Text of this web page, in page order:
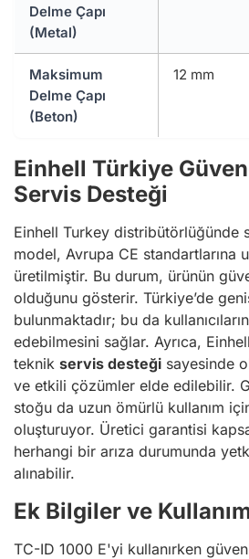
Delme Çapı
(Metal)
Maksimum
Delme Çapı
(Beton)
12 mm
Einhell Türkiye
Servis Desteği
Einhell Turkey distribütörlüğünde
model, Avrupa CE standartlarına
üretilmiştir. Bu durum, ürünün
olduğunu gösterir. Türkiye’de
bulunmaktadır; bu da
edebilmesini sağlar. Ayrıca,
teknik servis desteği sayesinde
ve etkili çözümler elde edilebilir.
stoğu da uzun ömürlü kullanım
oluşturuyor. Üretici garantisi
herhangi bir arıza durumunda
alınabilir.
Ek Bilgiler ve
TC-ID 1000 E'yi kullanırken